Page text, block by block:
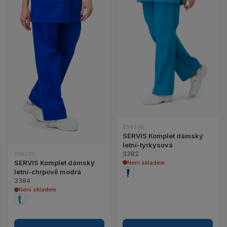
Zobrazit detail produktu SERVIS Komplet
Z98299
SERVIS Komplet dámský
letní-chrpově modrá
3384
Není skladem
Z98298
SERVIS Komplet dámský
letní-tyrkysová
3382
Není skladem